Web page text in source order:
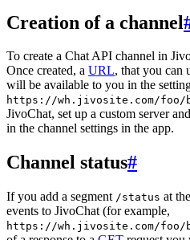
Creation of a channel
To create a Chat API channel in
Once created, a URL, that you can
will be available to you in the
https://wh.jivosite.com/foo/
JivoChat, set up a custom server
in the channel settings in the app.
Channel status#
If you add a segment /status at
events to JivoChat (for example,
https://wh.jivosite.com/foo/